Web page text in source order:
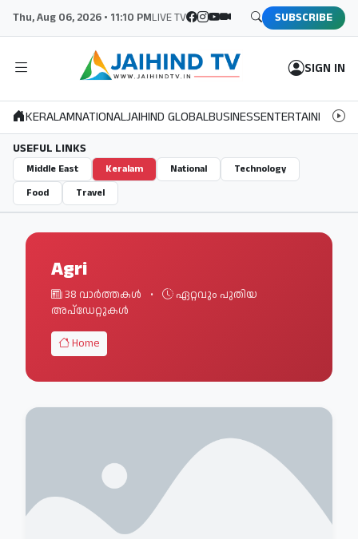
Thu, Aug 06, 2026 • 11:10 PMLIVE TV SUBSCRIBE
SIGN IN
KERALAMNATIONALJAIHIND GLOBALBUSINESSENTERTAINMENT
USEFUL LINKS
Middle East Keralam National
Technology
Food
Travel
Agri
38 വാർത്തകൾ •
ഏറ്റവും പുതിയ
അപ്ഡേറ്റുകൾ
Home